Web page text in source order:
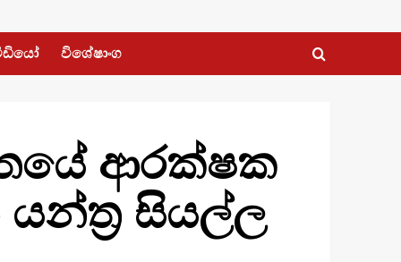
විශේෂාංග
ආරක්ෂක
සියල්ල